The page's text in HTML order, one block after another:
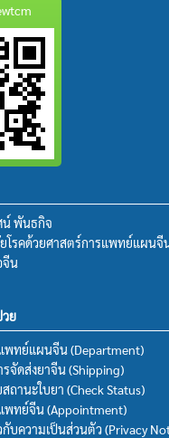
น์ พันธกิจ
โรคด้วยศาสตร์การแพทย์แผนจี
จีน
ย
พทย์แผนจีน (Department)
จัดส่งยาจีน (Shipping)
ถานะใบยา (Check Status)
พทย์จีน (Appointment)
กับความเป็นส่วนตัว (Privacy